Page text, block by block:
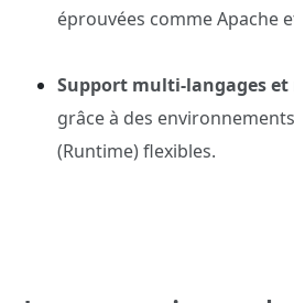
éprouvées comme Apache
Support multi-langages
grâce à des
(Runtime) flexibles.